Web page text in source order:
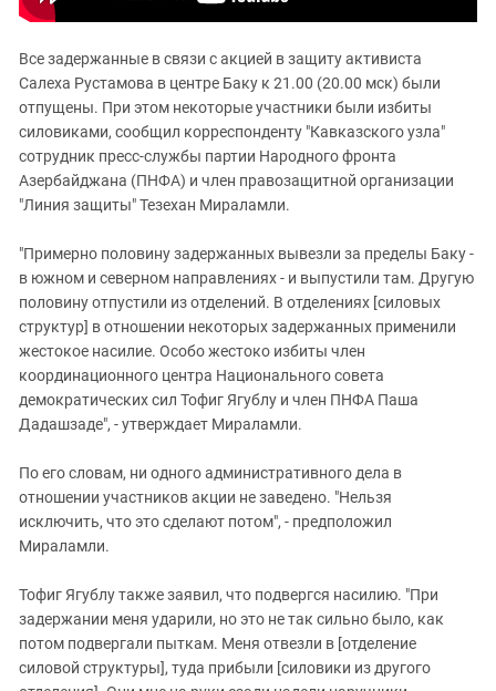
Все задержанные в связи с акцией в защиту активиста
Салеха Рустамова в центре Баку к 21.00 (20.00 мск) были
отпущены. При этом некоторые участники были избиты
силовиками, сообщил корреспонденту "Кавказского узла"
сотрудник пресс-службы партии Народного фронта
Азербайджана (ПНФА) и член правозащитной организации
"Линия защиты" Тезехан Мираламли.
"Примерно половину задержанных вывезли за пределы Баку -
в южном и северном направлениях - и выпустили там. Другую
половину отпустили из отделений. В отделениях [силовых
структур] в отношении некоторых задержанных применили
жестокое насилие. Особо жестоко избиты член
координационного центра Национального совета
демократических сил Тофиг Ягублу и член ПНФА Паша
Дадашзаде", - утверждает Мираламли.
По его словам, ни одного административного дела в
отношении участников акции не заведено. "Нельзя
исключить, что это сделают потом", - предположил
Мираламли.
Тофиг Ягублу также заявил, что подвергся насилию. "При
задержании меня ударили, но это не так сильно было, как
потом подвергали пыткам. Меня отвезли в [отделение
силовой структуры], туда прибыли [силовики из другого